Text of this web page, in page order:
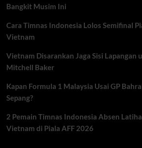
Bangkit Musim Ini
Cara Timnas Indonesia Lolos Semifinal
Vietnam
Vietnam Disarankan Jaga Sisi Lapangan
Mitchell Baker
Kapan Formula 1 Malaysia Usai GP
Sepang?
2 Pemain Timnas Indonesia Absen
Vietnam di Piala AFF 2026